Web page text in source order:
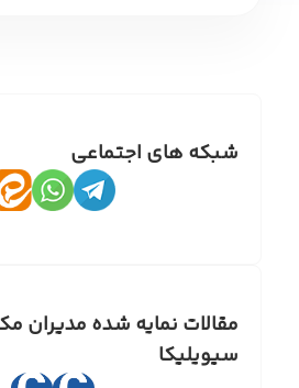
شبکه های اجتماعی
مقالات نمایه شده مدیران
سیویلیکا